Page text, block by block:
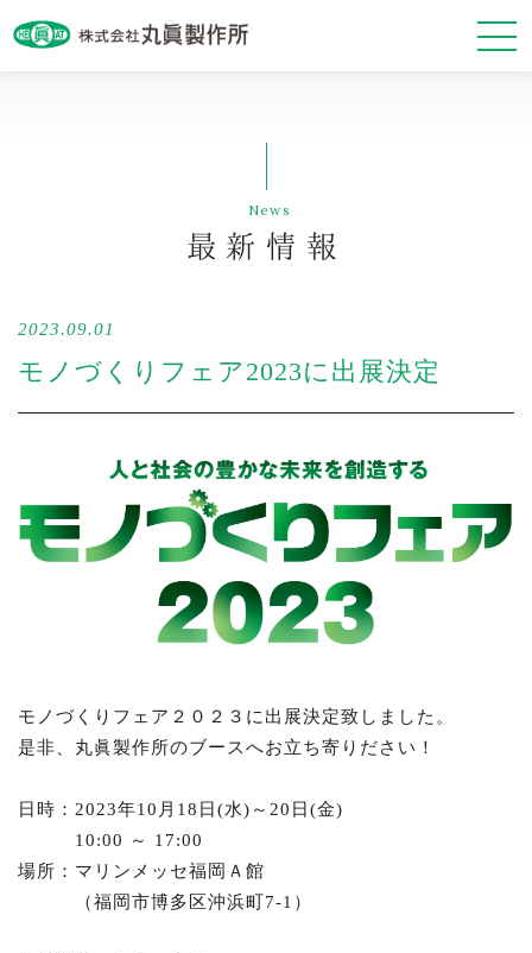
会社案内
お問い合わせ・資料請求
News
最新情報
2023.09.01
モノづくりフェア2023に出展決定
モノづくりフェア２０２３に出展決定致しました。
是非、丸眞製作所のブースへお立ち寄りださい！
日時：2023年10月18日(水)～20日(金)
10:00 ～ 17:00
場所：マリンメッセ福岡Ａ館
（福岡市博多区沖浜町7-1）